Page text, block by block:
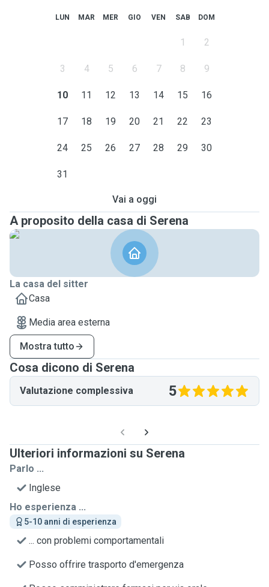
LUN MAR MER GIO VEN SAB DOM
1 2
3 4 5 6 7 8 9
10 11 12 13 14 15 16
17 18 19 20 21 22 23
24 25 26 27 28 29 30
31
Vai a oggi
A proposito della casa di Serena
La casa del sitter
Casa
Media area esterna
Mostra tutto
Cosa dicono di Serena
Valutazione complessiva 5
Ulteriori informazioni su Serena
Parlo ...
Inglese
Ho esperienza ...
5-10 anni di esperienza
... con problemi comportamentali
Posso offrire trasporto d'emergenza